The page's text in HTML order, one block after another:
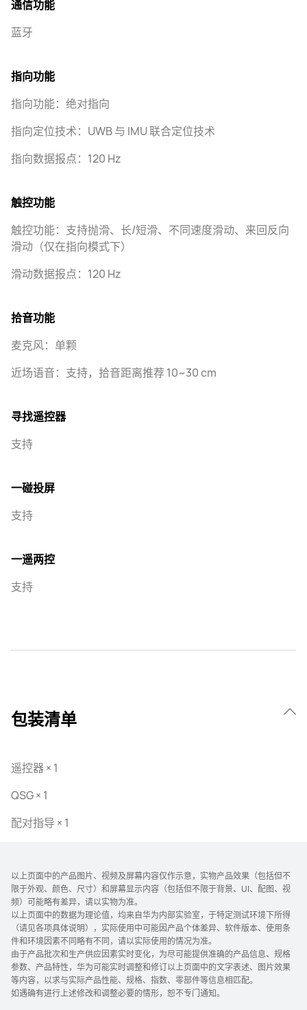
通信功能
蓝牙
指向功能
指向功能：绝对指向
指向定位技术：UWB 与 IMU 联合定位技术
指向数据报点：120 Hz
触控功能
触控功能：支持抛滑、长/短滑、不同速度滑动、来回反向
滑动（仅在指向模式下）
滑动数据报点：120 Hz
拾音功能
麦克风：单颗
近场语音：支持，拾音距离推荐 10~30 cm
寻找遥控器
支持
一碰投屏
支持
一遥两控
支持
包装清单
遥控器 × 1
QSG × 1
配对指导 × 1
以上页面中的产品图片、视频及屏幕内容仅作示意，实物产品效果（包括但不
限于外观、颜色、尺寸）和屏幕显示内容（包括但不限于背景、UI、配图、视
频）可能略有差异，请以实物为准。
以上页面中的数据为理论值，均来自华为内部实验室，于特定测试环境下所得
（请见各项具体说明），实际使用中可能因产品个体差异、软件版本、使用条
件和环境因素不同略有不同，请以实际使用的情况为准。
由于产品批次和生产供应因素实时变化，为尽可能提供准确的产品信息、规格
参数、产品特性，华为可能实时调整和修订以上页面中的文字表述、图片效果
等内容，以求与实际产品性能、规格、指数、零部件等信息相匹配。
如遇确有进行上述修改和调整必要的情形，恕不专门通知。